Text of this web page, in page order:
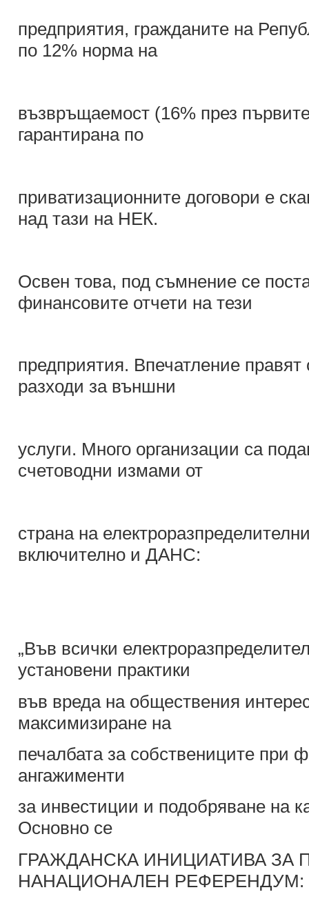
предприятия, гражданите на
по 12% норма на
възвръщаемост (16% през
гарантирана по
приватизационните договори е
над тази на НЕК.
Освен това, под съмнение се
финансовите отчети на тези
предприятия. Впечатление правят
разходи за външни
услуги. Много организации са
счетоводни измами от
страна на
включително и ДАНС:
„Във всички
установени практики
във вреда на обществения
максимизиране на
печалбата за собствениците при
ангажименти
за инвестиции и подобряване на
Основно се
ГРАЖДАНСКА ИНИЦИАТИВА ЗА
НАНАЦИОНАЛЕН РЕФЕРЕНДУМ: